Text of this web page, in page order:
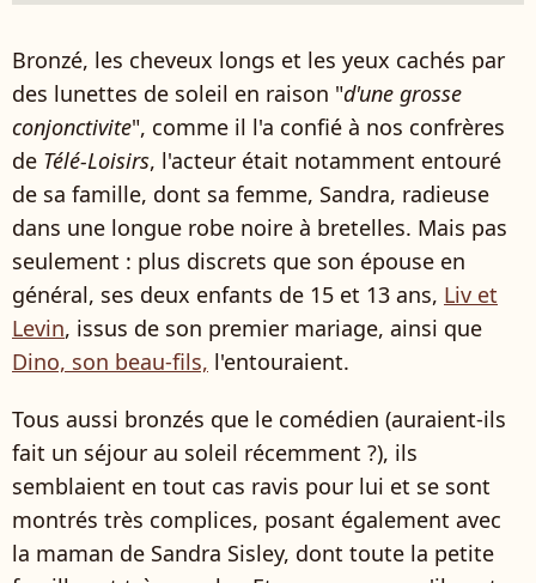
Bronzé, les cheveux longs et les yeux cachés par
des lunettes de soleil en raison "d'une grosse
conjonctivite", comme il l'a confié à nos confrères
de Télé-Loisirs, l'acteur était notamment entouré
de sa famille, dont sa femme, Sandra, radieuse
dans une longue robe noire à bretelles. Mais pas
seulement : plus discrets que son épouse en
général, ses deux enfants de 15 et 13 ans, Liv et
Levin, issus de son premier mariage, ainsi que
Dino, son beau-fils, l'entouraient.
Tous aussi bronzés que le comédien (auraient-ils
fait un séjour au soleil récemment ?), ils
semblaient en tout cas ravis pour lui et se sont
montrés très complices, posant également avec
la maman de Sandra Sisley, dont toute la petite